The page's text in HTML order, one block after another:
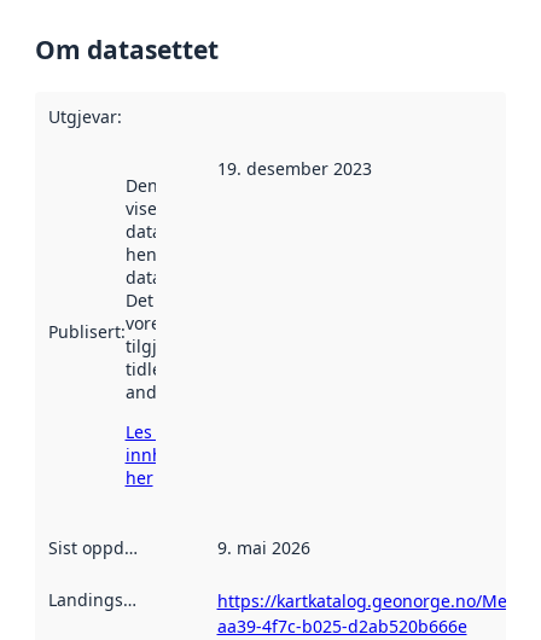
Om datasettet
Utgjevar:
Publisert:
Denne datoen
viser når
datasettet vart
henta inn av
data.norge.no.
Det kan ha
vore
tilgjengeleg
tidlegare
andre stader.
Les meir om
innhenting
her
19. desember 2023
Sist oppdatert 9. mai 2026
Landingsside
https://kartkatalog.geonorge.no/
aa39-4f7c-b025-d2ab520b666e